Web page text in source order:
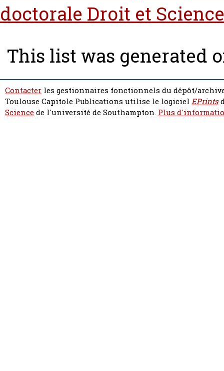
doctorale Droit et
This list was generated
Contacter les gestionnaires fonctionnels du dépôt/
Toulouse Capitole Publications utilise le logiciel EPrints
Sciencede l'université de Southampton. Plus